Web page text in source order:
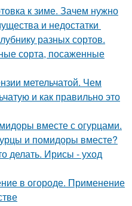
к зиме. Зачем нужно
и недостатки
разных сортов.
сорта, посаженные
метельчатой. Чем
и как правильно это
вместе с огурцами.
и помидоры вместе?
делать. Ирисы - уход
в огороде. Применение